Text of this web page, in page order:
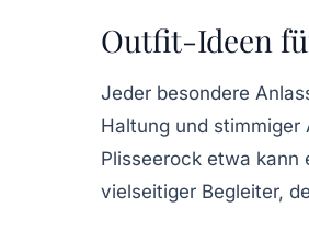
Outfit-Ideen
Jeder besondere
Haltung und
Plisseerock etwa kann
vielseitiger Begleiter,